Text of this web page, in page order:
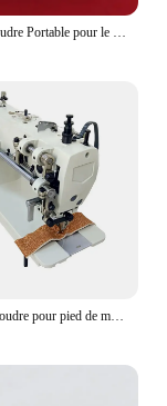
Machine à coudre Portable pour le cuir, avec bras de couture en Zigzag, résistante, 7 pouces
Machines à coudre pour pied de marche, alimentation par ordinateur, 0303